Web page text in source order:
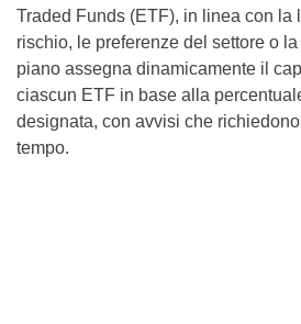
Traded Funds (ETF), in linea con la
rischio, le preferenze del settore o la
piano assegna dinamicamente il
ciascun ETF in base alla
designata, con avvisi che
tempo.